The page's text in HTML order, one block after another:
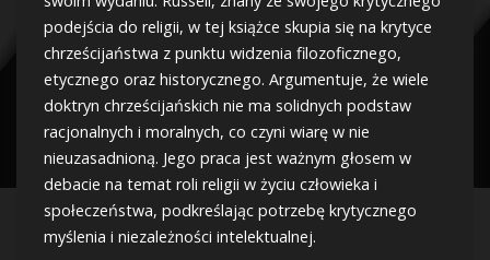
podejścia do religii, w tej książce skupia się na krytyce
chrześcijaństwa z punktu widzenia filozoficznego,
etycznego oraz historycznego. Argumentuje, że wiele
doktryn chrześcijańskich nie ma solidnych podstaw
racjonalnych i moralnych, co czyni wiarę w nie
nieuzasadnioną. Jego praca jest ważnym głosem w
debacie na temat roli religii w życiu człowieka i
społeczeństwa, podkreślając potrzebę krytycznego
myślenia i niezależności intelektualnej.